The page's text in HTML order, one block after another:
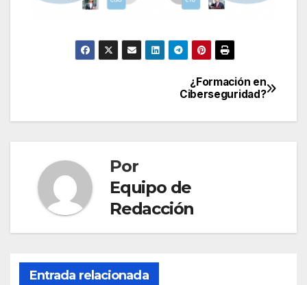
de
¿Formación en
Ciberseguridad?
Por
Equipo de
Redacción
Entrada relacionada